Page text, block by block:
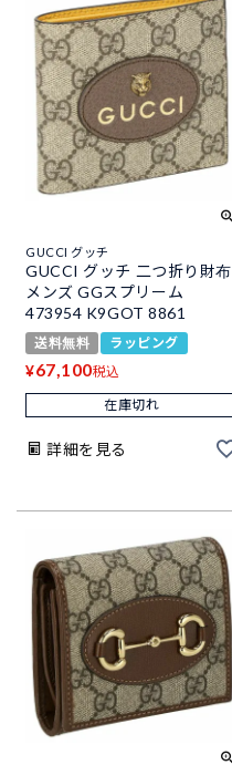
GUCCI グッチ
GUCCI グッチ 二つ折り財布
メンズ GGスプリーム
473954 K9GOT 8861
送料無料 ラッピング
¥67,100税込
在庫切れ
詳細を見る